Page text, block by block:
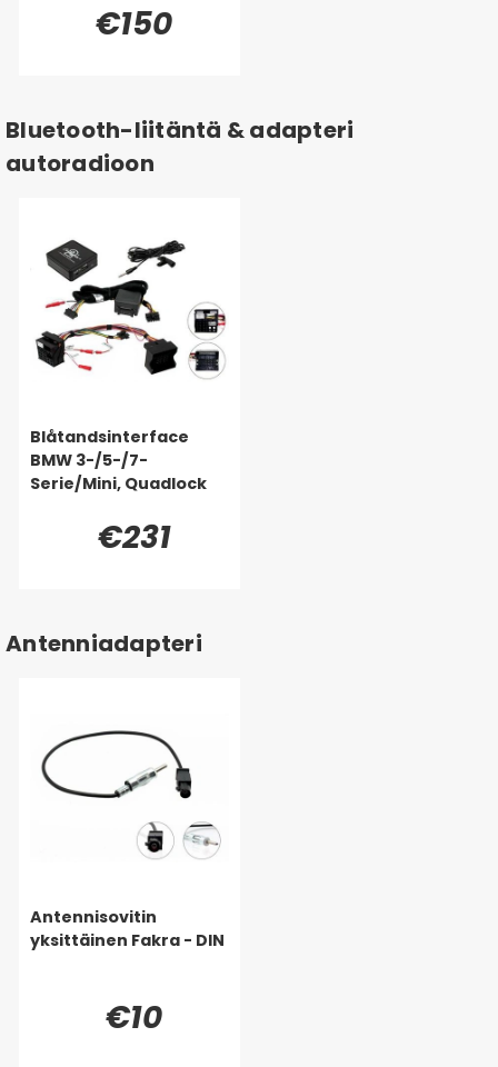
€150
Bluetooth-liitäntä & adapteri
autoradioon
Blåtandsinterface
BMW 3-/5-/7-
Serie/Mini, Quadlock
€231
Antenniadapteri
Antennisovitin
yksittäinen Fakra - DIN
€10